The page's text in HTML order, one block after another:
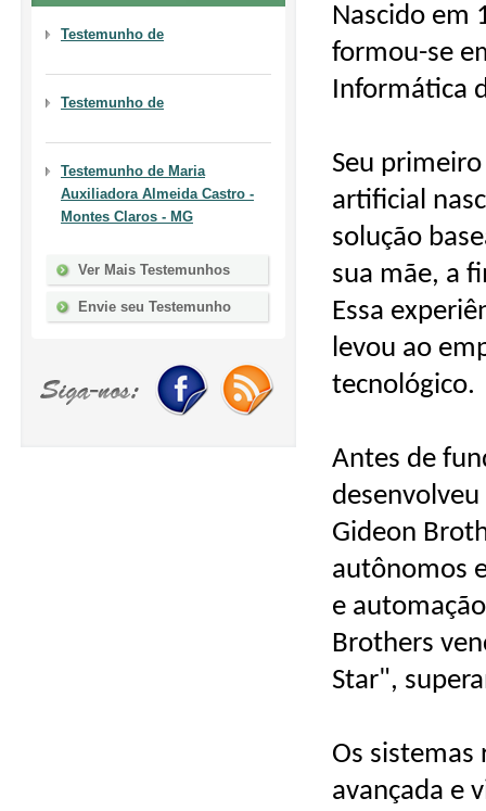
Nascido em
formou-se
Informática
Seu
artificial
solução
sua mãe, a
Essa
levou ao
tecnológico.
Antes de
Gideon
autônomos
e
Brothers
Star",
Os
avançada e
Testemunho de
Testemunho de
Testemunho de Maria
Auxiliadora Almeida Castro -
Montes Claros - MG
Ver Mais Testemunhos
Envie seu Testemunho